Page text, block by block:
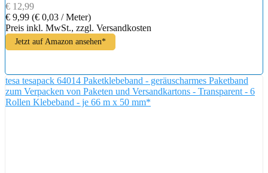
€ 12,99
€ 9,99 (€ 0,03 / Meter)
Preis inkl. MwSt., zzgl. Versandkosten
Jetzt auf Amazon ansehen*
tesa tesapack 64014 Paketklebeband - geräuscharmes Paketband
zum Verpacken von Paketen und Versandkartons - Transparent - 6
Rollen Klebeband - je 66 m x 50 mm*